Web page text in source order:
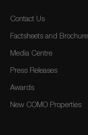
Contact Us
Factsheets and
Media Centre
Press Releases
Awards
New COMO Properties